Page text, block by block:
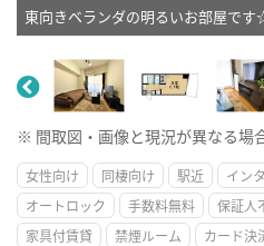
東向きベランダの明るいお部屋で
※ 間取図・画像と現況が異なる場
女性向け 同棲向け 駅近 イン
オートロック
手数料無料 保証人
家具付賃貸
禁煙ルーム カード決